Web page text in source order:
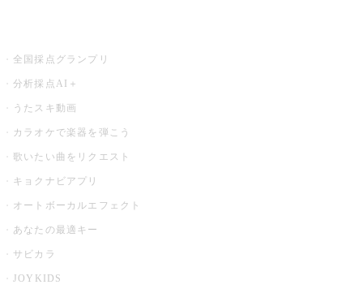
全国採点グランプリ
分析採点AI＋
うたスキ動画
カラオケで楽器を弾こう
歌いたい曲をリクエスト
キョクナビアプリ
オートボーカルエフェクト
あなたの最適キー
サビカラ
JOYKIDS